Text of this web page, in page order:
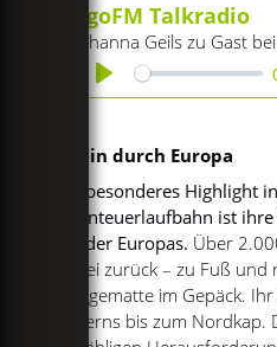
egoFM Talkradio
Johanna Geils zu Gast
Play
Allein durch Europa
Ein besonderes Highlight
Abenteuerlaufbahn ist
Länder Europas. Über
dabei zurück – zu Fuß
Hängematte im Gepäck.
Zyperns bis zum